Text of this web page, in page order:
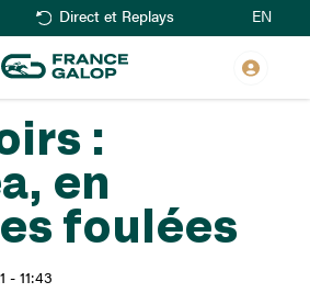
Aller
au
contenu
principal
Direct et Replays EN
:
en
foulées
- 11:43